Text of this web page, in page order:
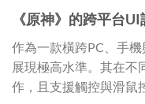
《原神》的跨平台UI
作為一款橫跨PC、手
展現極高水準。其在不
作，且支援觸控與滑鼠